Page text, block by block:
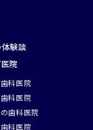
あります。 どのよ
けですが、インプ
由として、以下の
由で失った歯を
歯やブリッジと比
ることができるた
ットになります。
い方は頻繁に何
通院回数を少な
理由から、インプ
験談
院
科医院
科医院
歯科医院
科医院